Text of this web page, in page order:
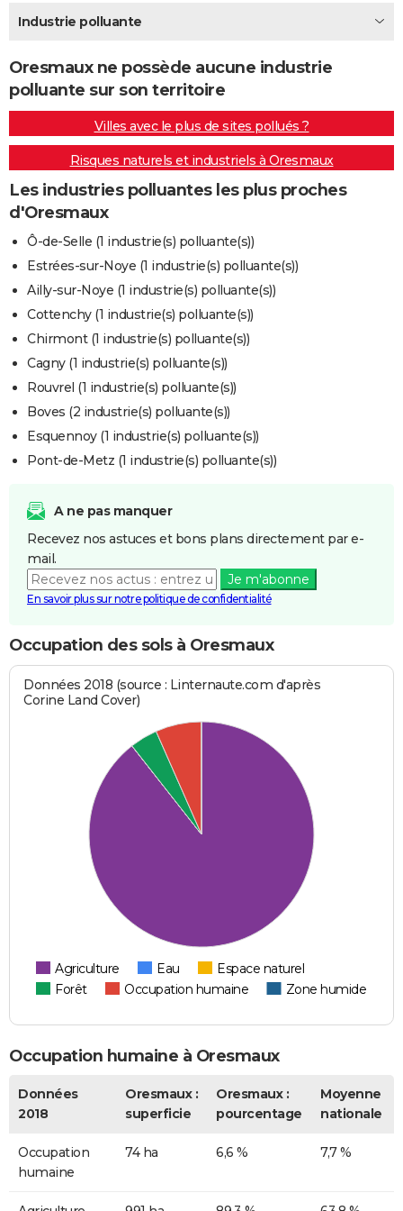
Destinations
City break
Voyage nature
Voyage de noces
Forum
Climat
+PHOTO
GUIDES D'ACHAT
BONS PLANS
CARTE DE VOEUX
Carte de Noël
Carte Bonne année
Carte Saint-Valentin
Carte Pâques
Carte d'anniversaire
DICTIONNAIRE
Dictionnaire
Biographies
Citations
Expressions
Proverbes
PROGRAMME TV
COPAINS D'AVANT
S'inscrire
Se connecter
Lycées
Collèges
Primaires
Universités
Entreprises
Service militaire
Avis de recherche
FORUM
Bricolage
Lifestyle
Culture
Sport
Auto
Television
Voyage
Cinema
Industrie polluante
Oresmaux ne possède aucune industrie
polluante sur son territoire
Villes avec le plus de sites pollués ?
Risques naturels et industriels à Oresmaux
Les industries polluantes les plus proches
d'Oresmaux
Ô-de-Selle (1 industrie(s) polluante(s))
Estrées-sur-Noye (1 industrie(s) polluante(s))
Ailly-sur-Noye (1 industrie(s) polluante(s))
Cottenchy (1 industrie(s) polluante(s))
Chirmont (1 industrie(s) polluante(s))
Cagny (1 industrie(s) polluante(s))
Rouvrel (1 industrie(s) polluante(s))
Boves (2 industrie(s) polluante(s))
Esquennoy (1 industrie(s) polluante(s))
Pont-de-Metz (1 industrie(s) polluante(s))
A ne pas manquer
Recevez nos astuces et bons plans directement par e-
mail.
Je m'abonne
En savoir plus sur notre politique de confidentialité
Occupation des sols à Oresmaux
Données 2018 (source : Linternaute.com d'après
Corine Land Cover)
Agriculture Eau
Espace naturel
Forêt
Occupation humaine Zone humide
Occupation humaine à Oresmaux
Données
2018
Oresmaux :
superficie
Oresmaux :
pourcentage
Moyenne
nationale
Occupation
humaine
74 ha 6,6 % 7,7 %